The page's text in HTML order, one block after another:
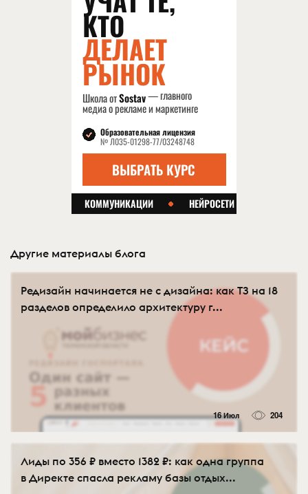
Другие материалы блога
Редизайн начинается не с дизайна: как ТЗ на 18
разделов определило архитектуру г...
16 Июл 204
Лиды по 356 ₽ вместо 1382 ₽: как одна группа
в Директе спасла рекламу базы отдых...